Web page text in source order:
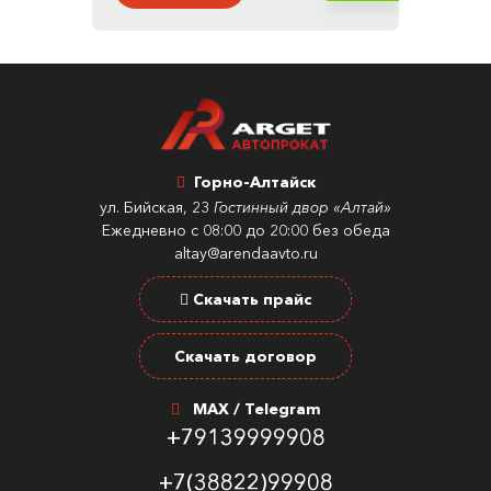
Горно-Алтайск
ул. Бийская, 23 Гостинный двор «Алтай»
Ежедневно с 08:00 до 20:00 без обеда
altay@arendaavto.ru
Скачать прайс
Скачать договор
MAX / Telegram
+79139999908
+7(38822)99908